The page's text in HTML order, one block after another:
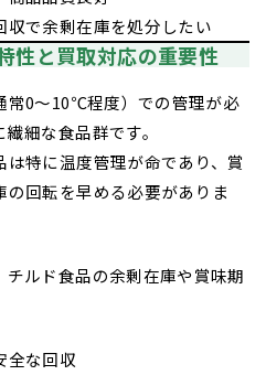
収で余剰在庫を処分したい
性と買取対応の重要性
常0〜10℃程度）での管理が必
細な食品群です。
特に温度管理が命であり、賞
回転を早める必要がありま
ルド食品の余剰在庫や賞味期
全な回収